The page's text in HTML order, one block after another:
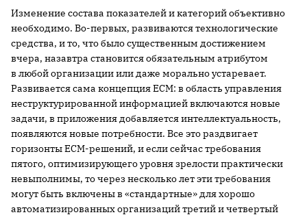
Изменение состава показателей и категорий объективно
необходимо. Во-первых, развиваются технологические
средства, и то, что было существенным достижением
вчера, назавтра становится обязательным атрибутом
в любой организации или даже морально устаревает.
Развивается сама концепция ECM: в область управления
неструктурированной информацией включаются новые
задачи, в приложения добавляется интеллектуальность,
появляются новые потребности. Все это раздвигает
горизонты ECM-решений, и если сейчас требования
пятого, оптимизирующего уровня зрелости практически
невыполнимы, то через несколько лет эти требования
могут быть включены в «стандартные» для хорошо
автоматизированных организаций третий и четвертый